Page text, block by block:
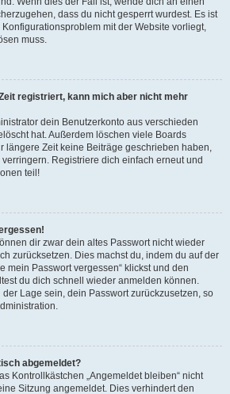
dass du nicht gesperrt wurdest. Es ist
mit der Website vorliegt,
muss.
registriert, kann mich aber nicht mehr
dein Benutzerkonto aus verschieden
hat. Außerdem löschen viele Boards
längere Zeit keine Beiträge geschrieben haben,
Registriere dich einfach erneut und
teil!
dir zwar dein altes Passwort nicht wieder
zurücksetzen. Dies machst du, indem du auf der
mein Passwort vergessen“ klickst und den
du dich schnell wieder anmelden können.
Lage sein, dein Passwort zurückzusetzen, so
abgemeldet?
Kontrollkästchen „Angemeldet bleiben“ nicht
Sitzung angemeldet. Dies verhindert den